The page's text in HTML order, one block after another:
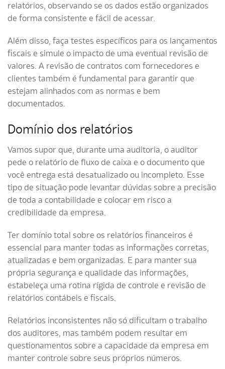
relatórios, observando se os dados estão organizados
de forma consistente e fácil de acessar.
Além disso, faça testes específicos para os lançamentos
fiscais e simule o impacto de uma eventual revisão de
valores. A revisão de contratos com fornecedores e
clientes também é fundamental para garantir que
estejam alinhados com as normas e bem
documentados.
Domínio dos relatórios
Vamos supor que, durante uma auditoria, o auditor
pede o relatório de fluxo de caixa e o documento que
você entrega está desatualizado ou incompleto. Esse
tipo de situação pode levantar dúvidas sobre a precisão
de toda a contabilidade e colocar em risco a
credibilidade da empresa.
Ter domínio total sobre os relatórios financeiros é
essencial para manter todas as informações corretas,
atualizadas e bem organizadas. E para manter sua
própria segurança e qualidade das informações,
estabeleça uma rotina rígida de controle e revisão de
relatórios contábeis e fiscais.
Relatórios inconsistentes não só dificultam o trabalho
dos auditores, mas também podem resultar em
questionamentos sobre a capacidade da empresa em
manter controle sobre seus próprios números.